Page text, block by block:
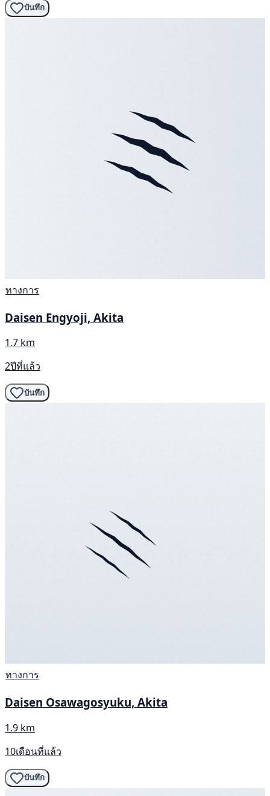
บันทึก
ทางการ
Daisen Engyoji, Akita
1.7 km
2ปีที่แล้ว
บันทึก
ทางการ
Daisen Osawagosyuku, Akita
1.9 km
10เดือนที่แล้ว
บันทึก